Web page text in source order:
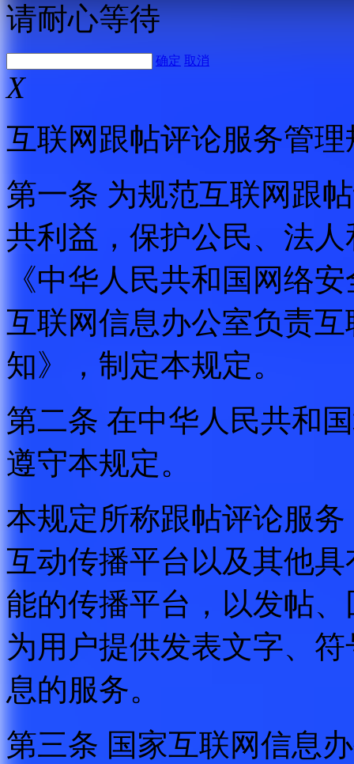
请耐心等待
确定 取消
X
互联网跟帖评论服务管理
第一条 为规范互联网跟
共利益，保护公民、法
《中华人民共和国网络
互联网信息办公室负责
知》，制定本规定。
第二条 在中华人民共和
遵守本规定。
本规定所称跟帖评论服
互动传播平台以及其他
能的传播平台，以发帖
为用户提供发表文字、
息的服务。
第三条 国家互联网信息